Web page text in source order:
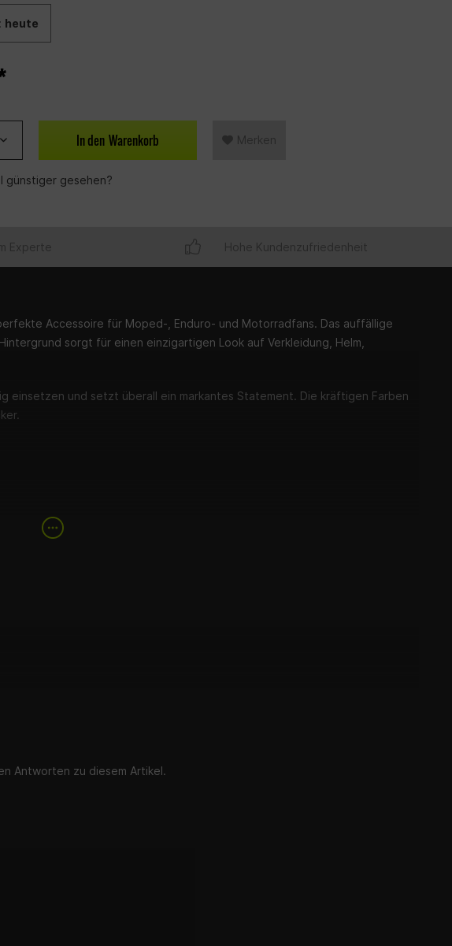
heute
In den Warenkorb Merken
günstiger gesehen?
Experte Hohe Kundenzufriedenheit
Accessoire für Moped-, Enduro- und Motorradfans. Das auffällige
sorgt für einen einzigartigen Look auf Verkleidung, Helm,
einsetzen und setzt überall ein markantes Statement. Die kräftigen Farben
Antworten zu diesem Artikel.